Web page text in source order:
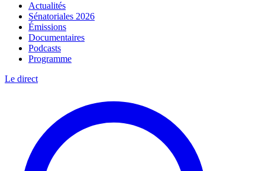
Actualités
Sénatoriales 2026
Émissions
Documentaires
Podcasts
Programme
Le direct